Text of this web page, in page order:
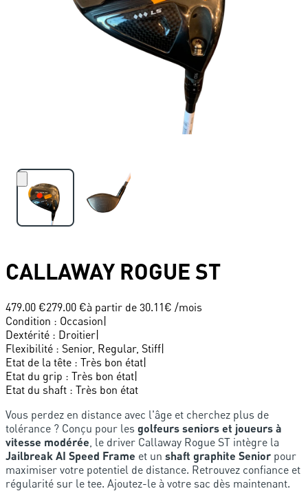
CALLAWAY ROGUE ST
479.00 €279.00 €à partir de 30.11€ /mois
Condition : Occasion|
Dextérité : Droitier|
Flexibilité : Senior, Regular, Stiff|
Etat de la tête : Très bon état|
Etat du grip : Très bon état|
Etat du shaft : Très bon état
Vous perdez en distance avec l'âge et cherchez plus de
tolérance ? Conçu pour les golfeurs seniors et joueurs à
vitesse modérée , le driver Callaway Rogue ST intègre la
Jailbreak AI Speed Frame et un shaft graphite Senior pour
maximiser votre potentiel de distance. Retrouvez confiance et
régularité sur le tee. Ajoutez-le à votre sac dès maintenant.